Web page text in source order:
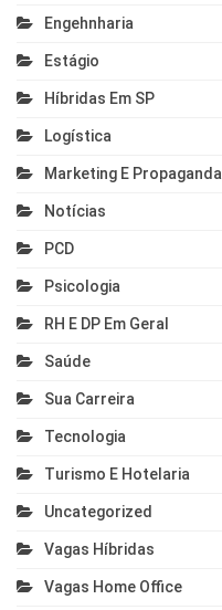
Engehnharia
Estágio
Híbridas Em SP
Logística
Marketing E Propaganda
Notícias
PCD
Psicologia
RH E DP Em Geral
Saúde
Sua Carreira
Tecnologia
Turismo E Hotelaria
Uncategorized
Vagas Híbridas
Vagas Home Office